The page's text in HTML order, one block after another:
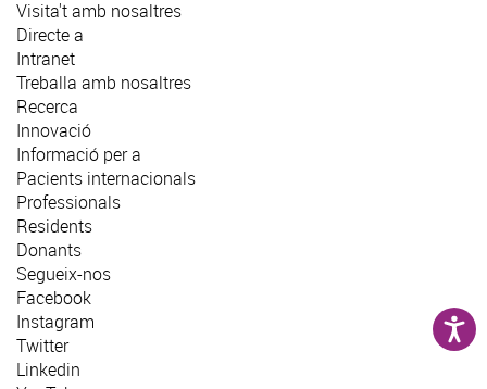
Visita't amb nosaltres
Directe a
Intranet
Treballa amb nosaltres
Recerca
Innovació
Informació per a
Pacients internacionals
Professionals
Residents
Donants
Segueix-nos
Facebook
Instagram
Twitter
Linkedin